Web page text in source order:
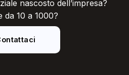
nascosto dell’impresa?
da 10 a 1000?